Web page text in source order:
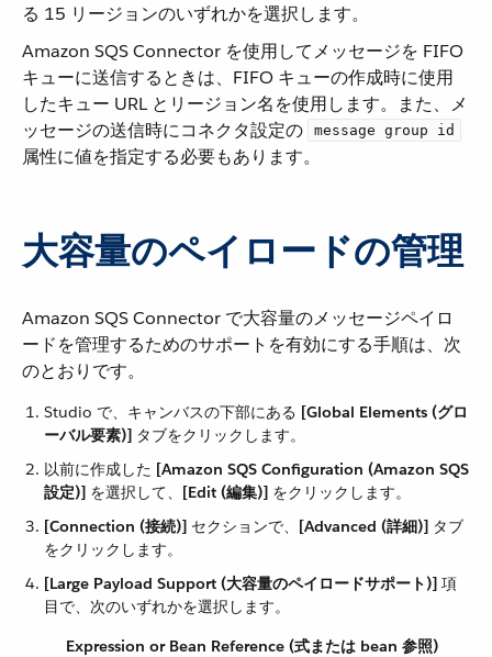
る 15 リージョンのいずれかを選択します。
Amazon SQS Connector を使用してメッセージを FIFO
キューに送信するときは、FIFO キューの作成時に使用
したキュー URL とリージョン名を使用します。また、メ
ッセージの送信時にコネクタ設定の ​
message group id
属性に値を指定する必要もあります。
大容量のペイロードの管理
Amazon SQS Connector で大容量のメッセージペイロ
ードを管理するためのサポートを有効にする手順は、次
のとおりです。
Studio で、キャンバスの下部にある ​ [Global Elements (グロ
ーバル要素)] ​ タブをクリックします。
以前に作成した ​ [Amazon SQS Configuration (Amazon SQS
設定)] ​ を選択して、​ [Edit (編集)] ​ をクリックします。
[Connection (接続)] ​ セクションで、​ [Advanced (詳細)] ​ タブ
をクリックします。
[Large Payload Support (大容量のペイロードサポート)] ​ 項
目で、次のいずれかを選択します。
Expression or Bean Reference (式または bean 参照)